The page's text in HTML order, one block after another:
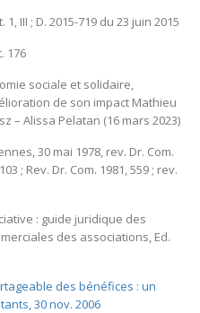
1, III ; D. 2015-719 du 23 juin 2015
176
sociale et solidaire,
de son impact Mathieu
– Alissa Pelatan (16 mars 2023)
30 mai 1978, rev. Dr. Com.
; Rev. Dr. Com. 1981, 559 ; rev.
: guide juridique des
des associations, Ed.
des bénéfices : un
30 nov. 2006